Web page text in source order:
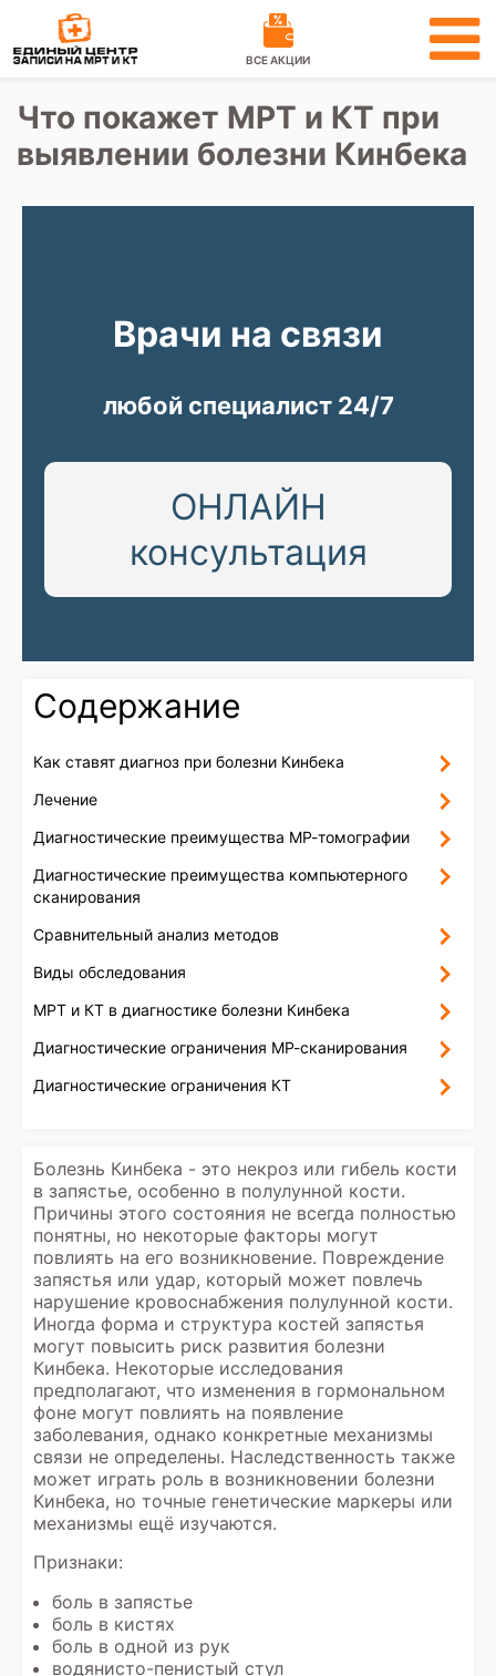
ВСЕ АКЦИИ
Что покажет МРТ и КТ при
выявлении болезни Кинбека
ОНЛАЙН
консультация
любой специалист 24/7
Врачи на связи
Содержание
Как ставят диагноз при болезни Кинбека
Лечение
Диагностические преимущества МР-томографии
Диагностические преимущества компьютерного
сканирования
Сравнительный анализ методов
Виды обследования
МРТ и КТ в диагностике болезни Кинбека
Диагностические ограничения МР-сканирования
Диагностические ограничения КТ
Болезнь Кинбека - это некроз или гибель кости
в запястье, особенно в полулунной кости.
Причины этого состояния не всегда полностью
понятны, но некоторые факторы могут
повлиять на его возникновение. Повреждение
запястья или удар, который может повлечь
нарушение кровоснабжения полулунной кости.
Иногда форма и структура костей запястья
могут повысить риск развития болезни
Кинбека. Некоторые исследования
предполагают, что изменения в гормональном
фоне могут повлиять на появление
заболевания, однако конкретные механизмы
связи не определены. Наследственность также
может играть роль в возникновении болезни
Кинбека, но точные генетические маркеры или
механизмы ещё изучаются.
Признаки:
боль в запястье
боль в кистях
боль в одной из рук
водянисто-пенистый стул